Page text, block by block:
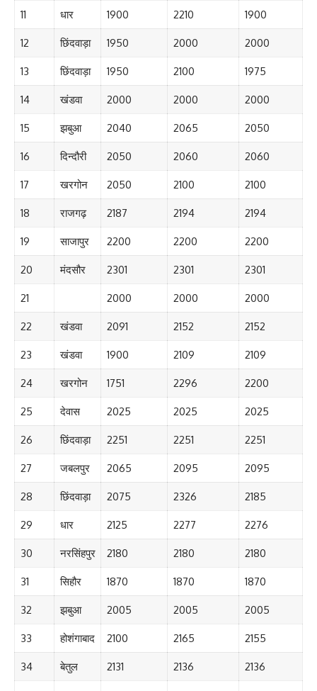
11 धार 1900 2210 1900
12 छिंदवाड़ा 1950 2000 2000
13 छिंदवाड़ा 1950 2100 1975
14 खंडवा 2000 2000 2000
15 झबुआ 2040 2065 2050
16 दिन्दौरी 2050 2060 2060
17 खरगोन 2050 2100 2100
18 राजगढ़ 2187 2194 2194
19 साजापुर 2200 2200 2200
20 मंदसौर 2301 2301 2301
21 2000 2000 2000
22 खंडवा 2091 2152 2152
23 खंडवा 1900 2109 2109
24 खरगोन 1751 2296 2200
25 देवास 2025 2025 2025
26 छिंदवाड़ा 2251 2251 2251
27 जबलपुर 2065 2095 2095
28 छिंदवाड़ा 2075 2326 2185
29 धार 2125 2277 2276
30 नरसिंहपुर 2180 2180 2180
31 सिहौर 1870 1870 1870
32 झबुआ 2005 2005 2005
33 होशंगाबाद 2100 2165 2155
34 बेतुल 2131 2136 2136